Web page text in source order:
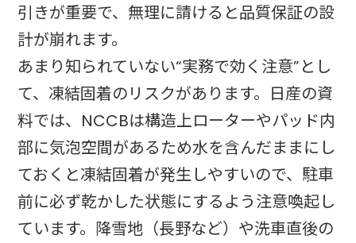
引きが重要で、無理に請けると品質保証の設
計が崩れます。
あまり知られていない“実務で効く注意”とし
て、凍結固着のリスクがあります。日産の資
料では、N​CCBは構造上ローターやパッド内
部に気泡空間があるため水を含んだままにし
ておくと凍結固着が発生しやすいので、駐車
前に必ず乾かした状態にするよう注意喚起し
ています。降雪地（長野など）や洗車直後の